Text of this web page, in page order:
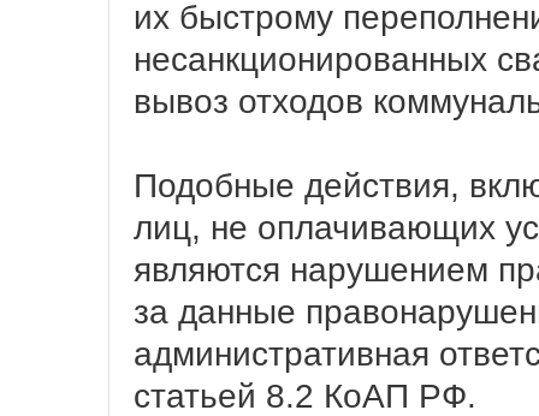
их быстрому
несанкционированных
вывоз отходов
Подобные действия,
лиц, не оплачивающих
являются нарушением
за данные
административная
статьей 8.2 КоАП РФ.